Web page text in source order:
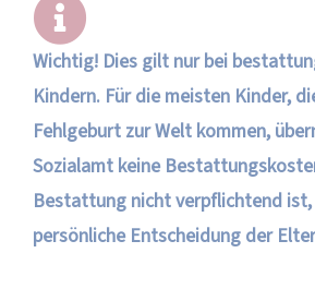
Wichtig! Dies gilt nur bei
Kindern. Für die meisten Kinder,
Fehlgeburt zur Welt kommen,
Sozialamt keine
Bestattung nicht verpflichtend
persönliche Entscheidung der